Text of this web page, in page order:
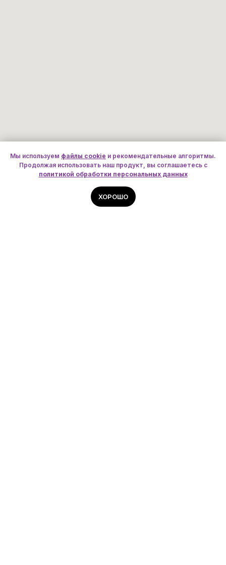
Мы используем файлы cookie и рекомендательные алгоритмы.
Продолжая использовать наш продукт, вы соглашаетесь с
политикой обработки персональных данных
ХОРОШО